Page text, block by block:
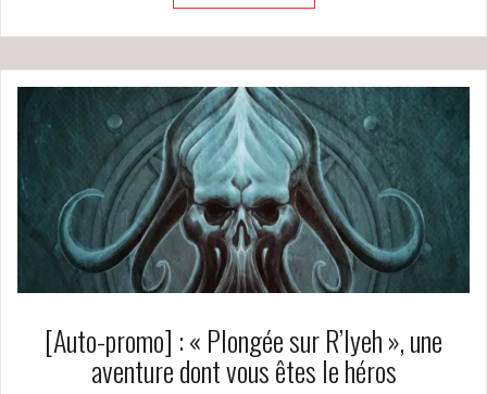
[Auto-promo] : « Plongée sur R’lyeh », une
aventure dont vous êtes le héros